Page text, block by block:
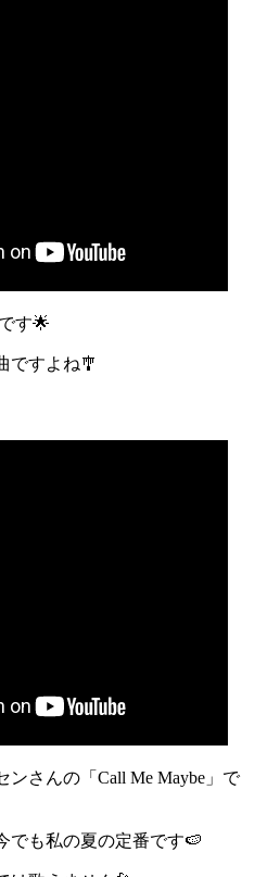
す🌟
ですよね🎐
ンさんの「Call Me Maybe」で
でも私の夏の定番です🍉